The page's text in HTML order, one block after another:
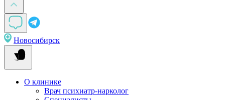
Новосибирск
О клинике
Врач психиатр-нарколог